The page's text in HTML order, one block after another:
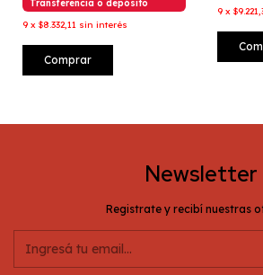
Transferencia o depósito
9 x $8.332,11 sin interés
Comprar
9 x
Newsletter
Registrate y recibí nuestras